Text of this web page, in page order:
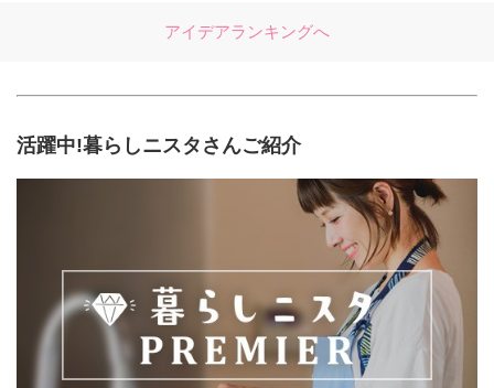
アイデアランキングへ
活躍中!暮らしニスタさんご紹介